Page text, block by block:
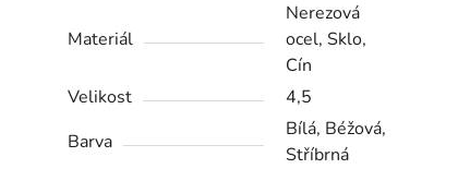
Materiál
Nerezová
ocel, Sklo,
Cín
Velikost
4,5
Barva
Bílá, Béžová,
Stříbrná